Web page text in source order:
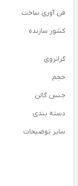
فن آوری ساخت
کشور سازنده
گرانروی
حجم
جنس گالن
دسته بندی
سایر توضیحات